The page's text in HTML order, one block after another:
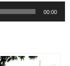
00:00